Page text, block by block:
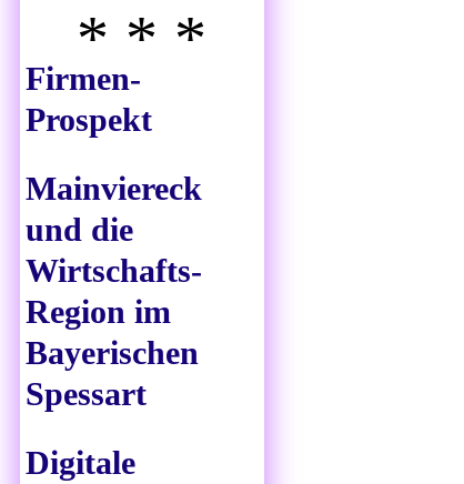
* * *
Firmen-
Prospekt
Mainviereck
und die
Wirtschafts-
Region im
Bayerischen
Spessart
Digitale